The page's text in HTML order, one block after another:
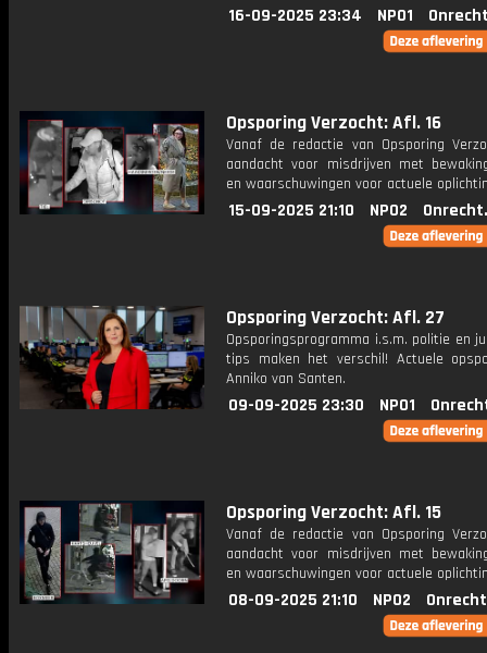
16-09-2025 23:34 NPO1
Opsporing Verzocht: Afl. 16
Vanaf de redactie van Opsporing
aandacht voor misdrijven met
en waarschuwingen voor actuele
15-09-2025 21:10 NPO2
Opsporing Verzocht: Afl. 27
Opsporingsprogramma i.s.m. politie en
tips maken het verschil! Actuele
Anniko van Santen.
09-09-2025 23:30 NPO1
Opsporing Verzocht: Afl. 15
Vanaf de redactie van Opsporing
aandacht voor misdrijven met
en waarschuwingen voor actuele
08-09-2025 21:10 NPO2